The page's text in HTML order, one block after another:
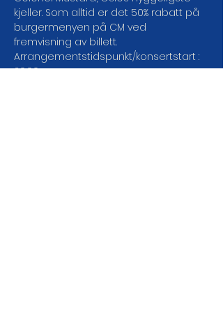
kjeller. Som alltid er det 50% rabatt på
burgermenyen på CM ved
fremvisning av billett.
Arrangementstidspunkt/konsertstart :
20:00